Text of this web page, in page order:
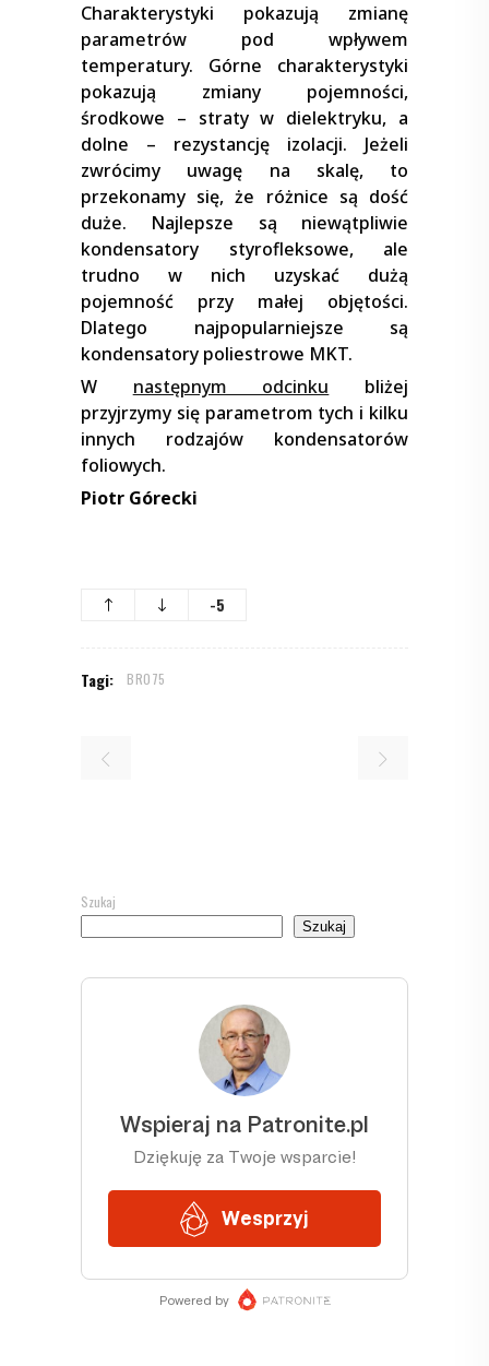
Charakterystyki pokazują zmianę
parametrów pod wpływem
temperatury. Górne charakterystyki
pokazują zmiany pojemności,
środkowe – straty w dielektryku, a
dolne – rezystancję izolacji. Jeżeli
zwrócimy uwagę na skalę, to
przekonamy się, że różnice są dość
duże. Najlepsze są niewątpliwie
kondensatory styrofleksowe, ale
trudno w nich uzyskać dużą
pojemność przy małej objętości.
Dlatego najpopularniejsze są
kondensatory poliestrowe MKT.
W następnym odcinku bliżej
przyjrzymy się parametrom tych i kilku
innych rodzajów kondensatorów
foliowych.
Piotr Górecki
-5
Tagi: BR075
Szukaj
Szukaj